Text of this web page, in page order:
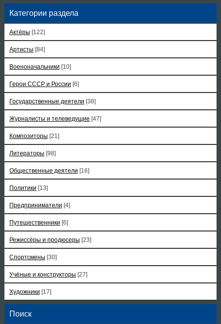
Категории раздела
Актёры [122]
Артисты [84]
Военоначальники [10]
Герои СССР и России [6]
Государственные деятели [38]
Журналисты и телеведущие [47]
Композиторы [21]
Литераторы [98]
Общественные деятели [16]
Политики [13]
Предприниматели [4]
Путешественники [6]
Режиссёры и продюсеры [23]
Спортсмены [30]
Учёные и конструкторы [27]
Художники [17]
Поиск